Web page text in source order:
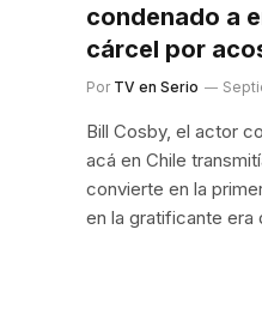
condenado a
cárcel por
Por TV en Serio
Bill Cosby, el actor
acá en Chile
convierte en la
en la gratificante